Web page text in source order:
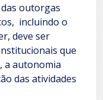
das outorgas
incluindo o
deve ser
que
a autonomia
das atividades